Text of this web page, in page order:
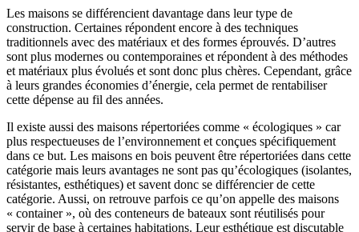
Les maisons se différencient davantage dans leur type de
construction. Certaines répondent encore à des techniques
traditionnels avec des matériaux et des formes éprouvés. D’autres
sont plus modernes ou contemporaines et répondent à des méthodes
et matériaux plus évolués et sont donc plus chères. Cependant, grâce
à leurs grandes économies d’énergie, cela permet de rentabiliser
cette dépense au fil des années.
Il existe aussi des maisons répertoriées comme « écologiques » car
plus respectueuses de l’environnement et conçues spécifiquement
dans ce but. Les maisons en bois peuvent être répertoriées dans cette
catégorie mais leurs avantages ne sont pas qu’écologiques (isolantes,
résistantes, esthétiques) et savent donc se différencier de cette
catégorie. Aussi, on retrouve parfois ce qu’on appelle des maisons
« container », où des conteneurs de bateaux sont réutilisés pour
servir de base à certaines habitations. Leur esthétique est discutable